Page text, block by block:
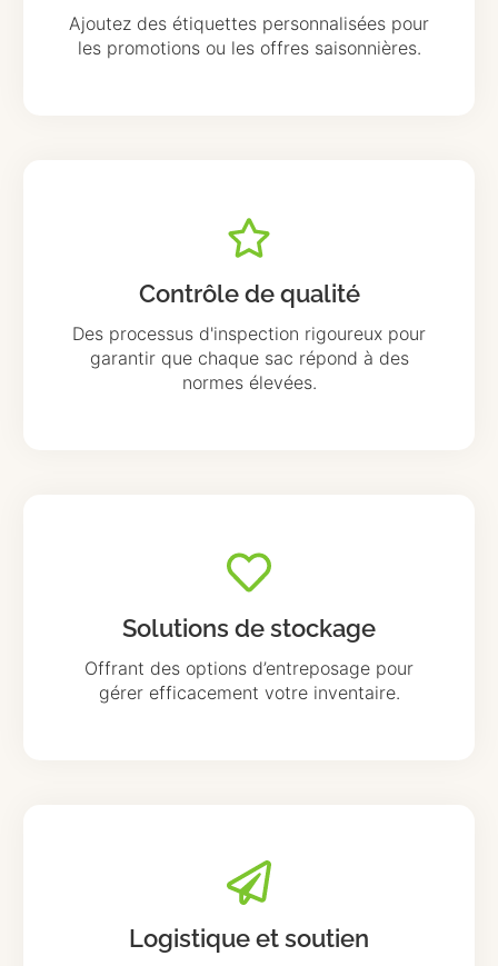
Ajoutez des étiquettes personnalisées pour
les promotions ou les offres saisonnières.
Contrôle de qualité
Des processus d'inspection rigoureux pour
garantir que chaque sac répond à des
normes élevées.
Solutions de stockage
Offrant des options d’entreposage pour
gérer efficacement votre inventaire.
Logistique et soutien